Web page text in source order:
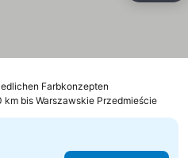
Farbkonzepten
km bis Warszawskie Przedmieście